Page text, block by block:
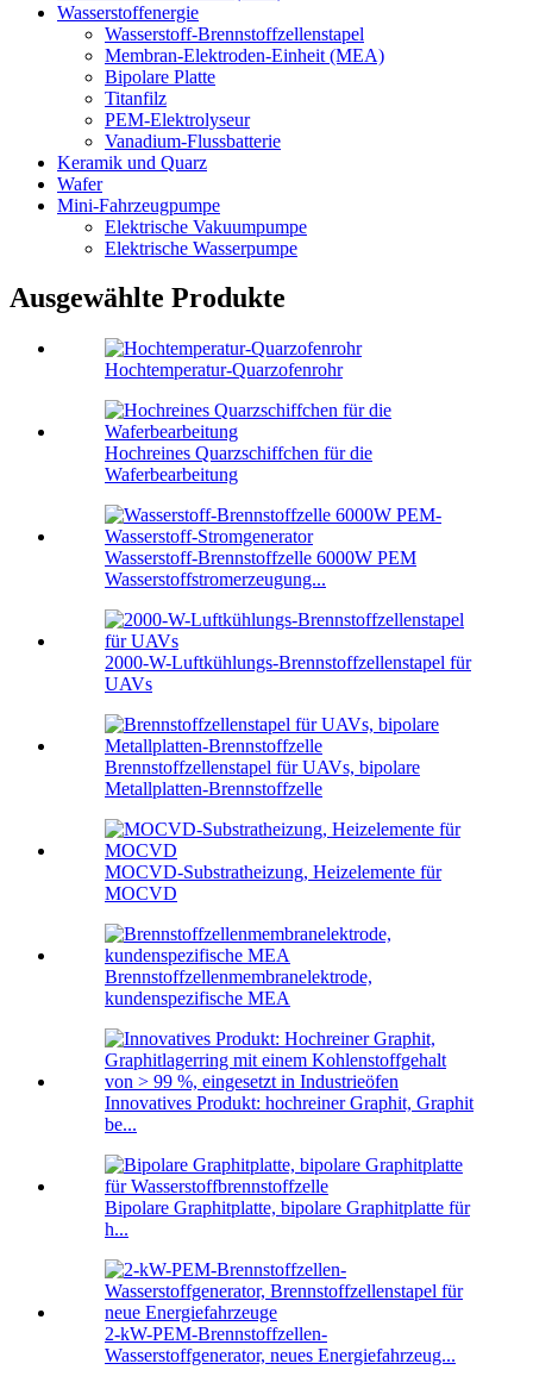
Wasserstoffenergie
Wasserstoff-Brennstoffzellenstapel
Membran-Elektroden-Einheit (MEA)
Bipolare Platte
Titanfilz
PEM-Elektrolyseur
Vanadium-Flussbatterie
Keramik und Quarz
Wafer
Mini-Fahrzeugpumpe
Elektrische Vakuumpumpe
Elektrische Wasserpumpe
Ausgewählte Produkte
Hochtemperatur-Quarzofenrohr
Hochreines Quarzschiffchen für die
Waferbearbeitung
Wasserstoff-Brennstoffzelle 6000W PEM
Wasserstoffstromerzeugung...
2000-W-Luftkühlungs-Brennstoffzellenstapel für
UAVs
Brennstoffzellenstapel für UAVs, bipolare
Metallplatten-Brennstoffzelle
MOCVD-Substratheizung, Heizelemente für
MOCVD
Brennstoffzellenmembranelektrode,
kundenspezifische MEA
Innovatives Produkt: hochreiner Graphit, Graphit
be...
Bipolare Graphitplatte, bipolare Graphitplatte für
h...
2-kW-PEM-Brennstoffzellen-
Wasserstoffgenerator, neues Energiefahrzeug...